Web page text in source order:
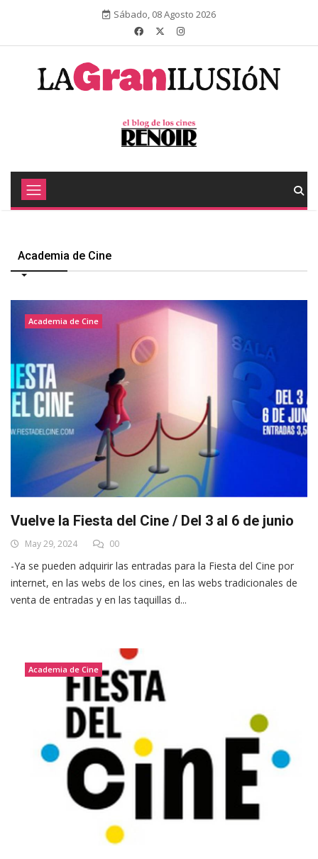
Sábado, 08 Agosto 2026
Academia de Cine
Academia de Cine
Vuelve la Fiesta del Cine / Del 3 al 6 de junio
May 29, 2024 00
-Ya se pueden adquirir las entradas para la Fiesta del Cine por
internet, en las webs de los cines, en las webs tradicionales de
venta de entradas y en las taquillas d...
Academia de Cine